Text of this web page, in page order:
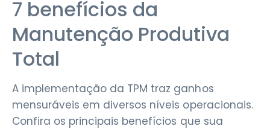
7 benefícios da
Manutenção Produtiva
Total
A implementação da TPM traz ganhos
mensuráveis em diversos níveis operacionais.
Confira os principais benefícios que sua